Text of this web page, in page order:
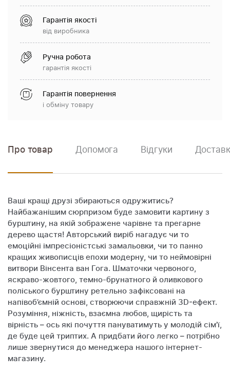
Гарантія якості
від виробника
Ручна робота
гарантія якості
Гарантія повернення
і обміну товару
Про товар Допомога Відгуки
Ваші кращі друзі збираються одружитись?
Найбажанішим сюрпризом буде замовити картину з
бурштину, на якій зображене чарівне та прегарне
дерево щастя! Авторський виріб нагадує чи то
емоційні імпресіоністські замальовки, чи то панно
кращих живописців епохи модерну, чи то неймовірні
витвори Вінсента ван Гога. Шматочки червоного,
яскраво-жовтого, темно-брунатного й оливкового
поліського бурштину ретельно зафіксовані на
напівоб’ємній основі, створюючи справжній 3D-ефект.
Розуміння, ніжність, взаємна любов, щирість та
вірність – ось які почуття пануватимуть у молодій сім'ї,
де буде цей триптих. А придбати його легко – потрібно
лише звернутися до менеджера нашого інтернет-
магазину.